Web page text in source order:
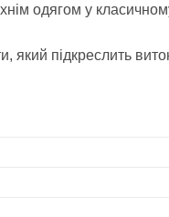
одягом у класичному
який підкреслить